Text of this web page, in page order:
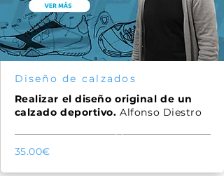
Diseño de calzados
Realizar el diseño original de un
calzado deportivo. Alfonso Diestro
35.00€
51